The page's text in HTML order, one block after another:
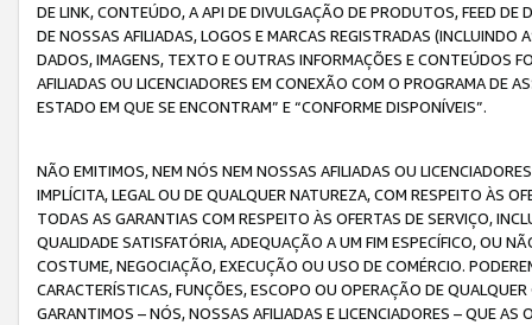
DE LINK, CONTEÚDO, A API DE DIVULGAÇÃO DE PRODUTOS, FEED
DE NOSSAS AFILIADAS, LOGOS E MARCAS REGISTRADAS
DADOS, IMAGENS, TEXTO E OUTRAS INFORMAÇÕES E CONTEÚDOS
AFILIADAS OU LICENCIADORES EM CONEXÃO COM O PROGRAMA DE
ESTADO EM QUE SE ENCONTRAM” E “CONFORME DISPONÍVEIS”.
NÃO EMITIMOS, NEM NÓS NEM NOSSAS AFILIADAS OU
IMPLÍCITA, LEGAL OU DE QUALQUER NATUREZA, COM RESPEITO ÀS
TODAS AS GARANTIAS COM RESPEITO ÀS OFERTAS DE SERVIÇO,
QUALIDADE SATISFATÓRIA, ADEQUAÇÃO A UM FIM ESPECÍFICO, OU
COSTUME, NEGOCIAÇÃO, EXECUÇÃO OU USO DE COMÉRCIO.
CARACTERÍSTICAS, FUNÇÕES, ESCOPO OU OPERAÇÃO DE
GARANTIMOS – NÓS, NOSSAS AFILIADAS E LICENCIADORES – QUE